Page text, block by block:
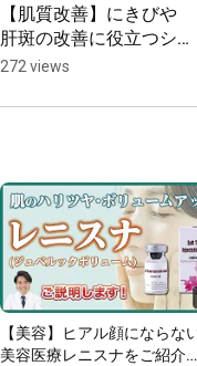
【肌質改善】にきびや
肝斑の改善に役立つシ
ルクロについてご説明
272 views
【美容】ヒアル顔にならな
美容医療レニスナをご紹介し